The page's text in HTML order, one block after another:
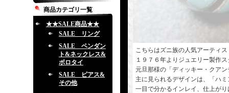
商品カテゴリ一覧
★★SALE商品★★
SALE リング
SALE ペンダン
ト&ネックレス&
ボロタイ
SALE ピアス&
その他
こちらはズニ族の人気アーティ
１９７６年よりジュエリー製作
元旦那様の「ディッキー・クア
主に見られるデザインは、「ハ
一目で分かるインレイ、仕上が